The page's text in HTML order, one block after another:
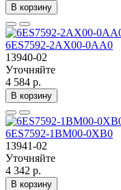
В корзину
6ES7592-2AX00-0AA0
13940-02
Уточняйте
4 584 р.
В корзину
6ES7592-1BM00-0XB0
13941-02
Уточняйте
4 342 р.
В корзину